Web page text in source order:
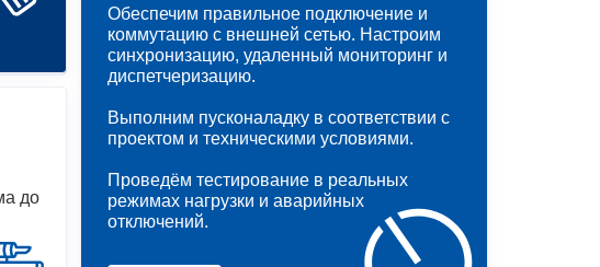
до
Обеспечим правильное подключение и
коммутацию с внешней сетью. Настроим
синхронизацию, удаленный мониторинг и
диспетчеризацию.
Выполним пусконаладку в соответствии с
проектом и техническими условиями.
Проведём тестирование в реальных
режимах нагрузки и аварийных
отключений.